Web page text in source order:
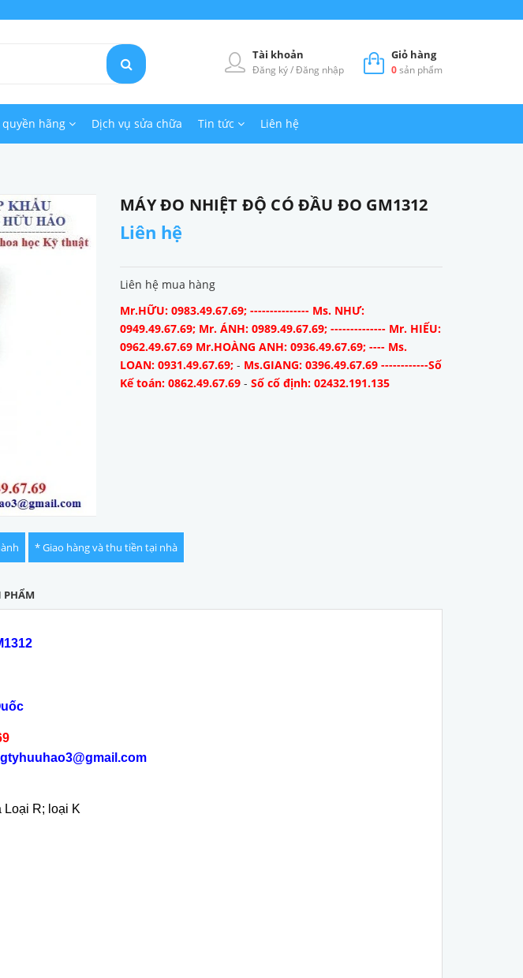
Giỏ hàng
0sản phẩm
Tài khoản
Đăng ký/Đăng nhập
quyền hãng Dịch vụ sửa chữa Tin tức Liên hệ
MÁY ĐO NHIỆT ĐỘ CÓ ĐẦU ĐO GM1312
Liên hệ
Liên hệ mua hàng
Mr.HỮU: 0983.49.67.69; --------------- Ms. NHƯ:
0949.49.67.69; Mr. ÁNH: 0989.49.67.69; -------------- Mr. HIẾU:
0962.49.67.69 Mr.HOÀNG ANH: 0936.49.67.69; ---- Ms.
LOAN: 0931.49.67.69; - Ms.GIANG: 0396.49.67.69 ------------Số
Kế toán: 0862.49.67.69 -Số cố định: 02432.191.135
* Giao hàng và thu tiền tại nhà
PHẨM
Loại R; loại K